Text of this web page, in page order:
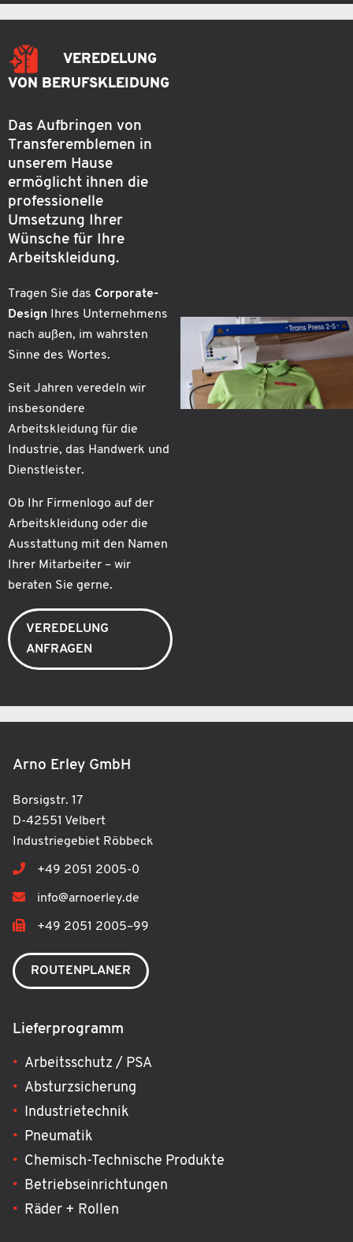
VEREDELUNG
VON BERUFSKLEIDUNG
Das Aufbringen von
Transferemblemen in
unserem Hause
ermöglicht ihnen die
professionelle
Umsetzung Ihrer
Wünsche für Ihre
Arbeitskleidung.
Tragen Sie das Corporate-
Design Ihres Unternehmens
nach außen, im wahrsten
Sinne des Wortes.
Seit Jahren veredeln wir
insbesondere
Arbeitskleidung für die
Industrie, das Handwerk und
Dienstleister.
Ob Ihr Firmenlogo auf der
Arbeitskleidung oder die
Ausstattung mit den Namen
Ihrer Mitarbeiter – wir
beraten Sie gerne.
VEREDELUNG
ANFRAGEN
Arno Erley GmbH
Borsigstr. 17
D-42551 Velbert
Industriegebiet Röbbeck
+49 2051 2005-0
info@arnoerley.de
+49 2051 2005–99
ROUTENPLANER
Lieferprogramm
Arbeitsschutz / PSA
Absturzsicherung
Industrietechnik
Pneumatik
Chemisch-Technische Produkte
Betriebseinrichtungen
Räder + Rollen